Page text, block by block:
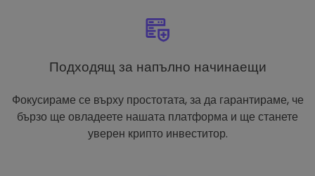
Подходящ за напълно начинаещи
Фокусираме се върху простотата, за да гарантираме, че
бързо ще овладеете нашата платформа и ще станете
уверен крипто инвеститор.